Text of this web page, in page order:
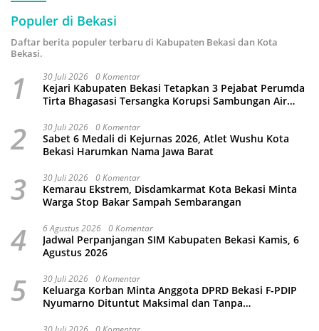
Populer di Bekasi
Daftar berita populer terbaru di Kabupaten Bekasi dan Kota
Bekasi.
1 30 Juli 2026 0 Komentar
Kejari Kabupaten Bekasi Tetapkan 3 Pejabat Perumda
Tirta Bhagasasi Tersangka Korupsi Sambungan Air
2 30 Juli 2026 0 Komentar
Sabet 6 Medali di Kejurnas 2026, Atlet Wushu Kota
Bekasi Harumkan Nama Jawa Barat
3 30 Juli 2026 0 Komentar
Kemarau Ekstrem, Disdamkarmat Kota Bekasi Minta
Warga Stop Bakar Sampah Sembarangan
4 6 Agustus 2026 0 Komentar
Jadwal Perpanjangan SIM Kabupaten Bekasi Kamis, 6
Agustus 2026
5 30 Juli 2026 0 Komentar
Keluarga Korban Minta Anggota DPRD Bekasi F-PDIP
Nyumarno Dituntut Maksimal dan Tanpa